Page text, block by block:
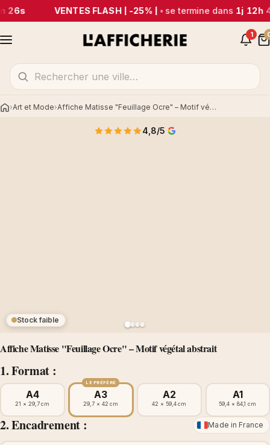
26s VENTES FLASH | -25% | •se termine dans1j 12h
1
AccueilArt et Mode Affiche Matisse "Feuillage Ocre" – Motif végétal abstrait
Affiche Matisse "Feuillage Ocre" – Motif végétal abstrait
1. Format :
Stock faible
4,8/5
A4
21 × 29,7 cm
LE PRÉFÉRÉ
A3
29,7 × 42 cm
A2
42 × 59,4 cm
A1
59,4 × 84,1 cm
2. Encadrement : Made in France